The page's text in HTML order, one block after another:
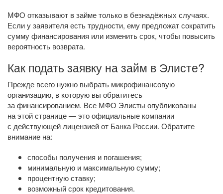
МФО отказывают в займе только в безнадёжных случаях.
Если у заявителя есть трудности, ему предложат сократить
сумму финансирования или изменить срок, чтобы повысить
вероятность возврата.
Как подать заявку на займ в Элисте?
Прежде всего нужно выбрать микрофинансовую
организацию, в которую вы обратитесь
за финансированием. Все МФО Элисты опубликованы
на этой странице — это официальные компании
с действующей лицензией от Банка России. Обратите
внимание на:
способы получения и погашения;
минимальную и максимальную сумму;
процентную ставку;
возможный срок кредитования.